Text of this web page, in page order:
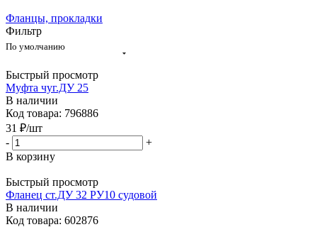
Фланцы, прокладки
Фильтр
По умолчанию
Быстрый просмотр
Муфта чуг.ДУ 25
В наличии
Код товара: 796886
31 ₽/шт
-
+
В корзину
Быстрый просмотр
Фланец ст.ДУ 32 РУ10 судовой
В наличии
Код товара: 602876